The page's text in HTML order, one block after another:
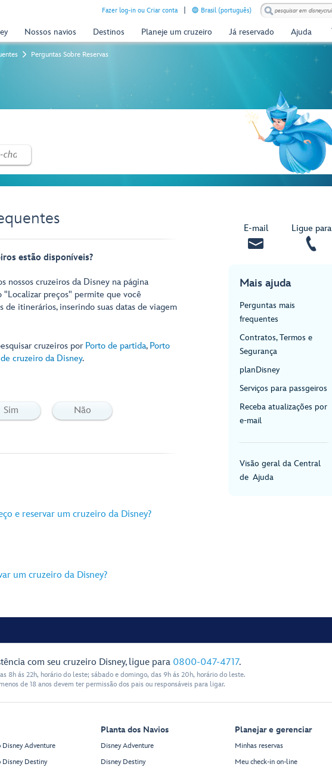
Fazer log-in ou Criar conta Brasil (português)
Nossos navios Destinos Planeje um cruzeiro Já reservado Ajuda
Perguntas Sobre Reservas
estão disponíveis?
nossos cruzeiros da Disney na página
preços" permite que você
itinerários, inserindo suas datas de viagem
cruzeiros por Porto de partida, Porto
cruzeiro da Disney.
Sim Não
e reservar um cruzeiro da Disney?
um cruzeiro da Disney?
E‑mail Ligue para
Mais ajuda
Perguntas mais
frequentes
Contratos, Termos e
Segurança
planDisney
Serviços para passgeiros
Receba atualizações por
e-mail
Visão geral da Central
de Ajuda
com seu cruzeiro Disney, ligue para 0800-047-4717.
8h ás 22h, horário do leste; sábado e domingo, das 9h ás 20h, horário do leste.
de 18 anos devem ter permissão dos pais ou responsáveis para ligar.
Disney Adventure
Disney Destiny
Planta dos Navios
Disney Adventure
Disney Destiny
Planejar e gerenciar
Minhas reservas
Meu check-in on-line